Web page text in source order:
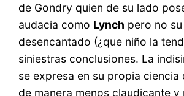
de Gondry quien de su lado
audacia como Lynch pero no
desencantado (¿que niño la
siniestras conclusiones. La
se expresa en su propia ciencia
de manera menos claudicante y